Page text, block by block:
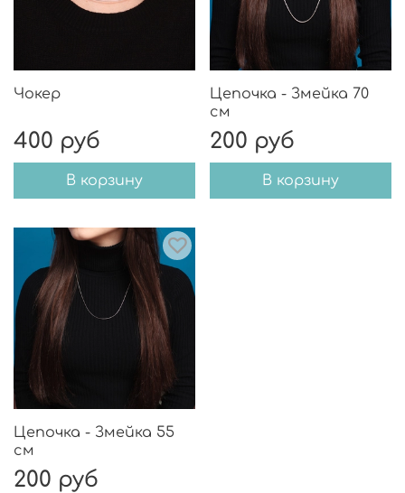
Чокер
400 руб
В корзину
Цепочка - Змейка 70
см
200 руб
В корзину
Цепочка - Змейка 55
см
200 руб